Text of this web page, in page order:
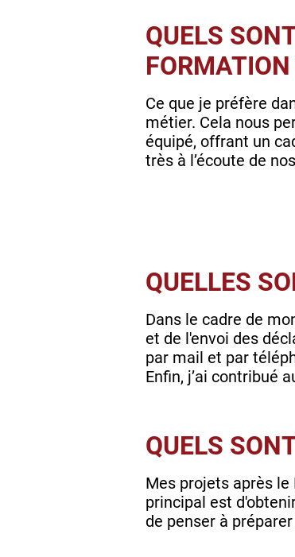
QUELS
FORMATION
Ce que je préfère
métier. Cela nous
équipé, offrant un
très à l’écoute de
QUELLES
Dans le cadre de
et de l'envoi des
par mail et par
Enfin, j’ai contribué
QUELS
Mes projets après
principal est
de penser à préparer